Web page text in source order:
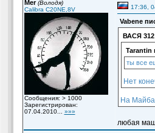
Mer (Володя)
Calibra C20NE,8V
Сообщения: > 1000
Зарегистрирован:
07.04.2010... »»»
17:36,
Vabene
ВАСЯ 312
Tarantin
ты все
Нет
На
любая